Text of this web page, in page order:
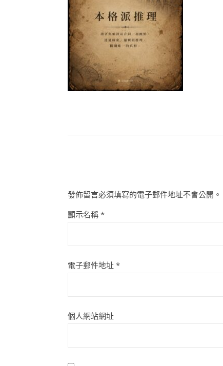
發佈留言必須填寫的電子郵件地址不會公開。
顯示名稱 *
電子郵件地址 *
個人網站網址